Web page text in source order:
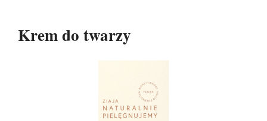
Krem do twarzy